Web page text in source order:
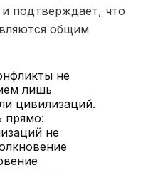
подтверждает, что
общим
не
лишь
цивилизаций.
прямо:
не